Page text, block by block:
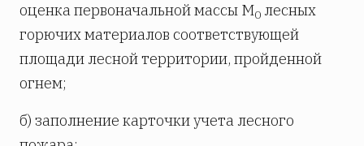
оценка первоначальной массы М0 лесных
горючих материалов соответствующей
площади лесной территории, пройденной
огнем;
б) заполнение карточки учета лесного